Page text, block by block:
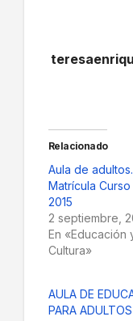
Relacionado
Aula de adultos.
Matrícula Curso
2015
2 septiembre,
En «Educación
Cultura»
AULA DE
PARA